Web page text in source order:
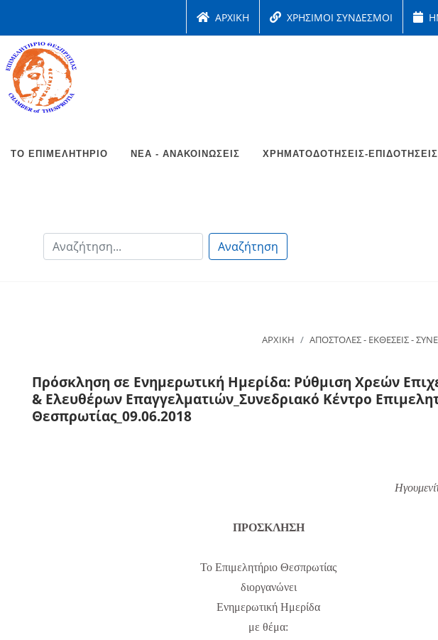
ΑΡΧΙΚΗ ΧΡΗΣΙΜΟΙ ΣΥΝΔΕΣΜΟΙ
ΤΟ ΕΠΙΜΕΛΗΤΉΡΙΟ ΝΈΑ - ΑΝΑΚΟΙΝΏΣΕΙΣ ΧΡΗΜΑΤΟΔΟΤΉΣΕΙΣ-ΕΠΙΔΟΤΉΣΕΙΣ
Αναζήτηση
ΑΡΧΙΚΗ ΑΠΟΣΤΟΛΕΣ - ΕΚΘΕΣΕΙΣ -
Πρόσκληση σε Ενημερωτική Ημερίδα: Ρύθμιση Χρεών
& Ελευθέρων Επαγγελματιών_Συνεδριακό Κέντρο
Θεσπρωτίας_09.06.2018
ΠΡΟΣΚΛΗΣΗ
Το Επιμελητήριο Θεσπρωτίας
διοργανώνει
Ενημερωτική Ημερίδα
με θέμα: